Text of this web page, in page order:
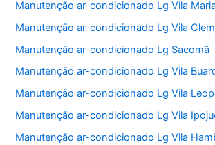
Manutenção ar-condicionado Lg Vila Maria
Manutenção ar-condicionado Lg Vila
Manutenção ar-condicionado Lg Sacomã
Manutenção ar-condicionado Lg Vila
Manutenção ar-condicionado Lg Vila
Manutenção ar-condicionado Lg Vila
Manutenção ar-condicionado Lg Vila